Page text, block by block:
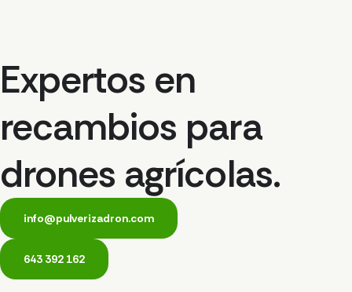
Expertos en
recambios para
drones agrícolas.
info@pulverizadron.com
643 392 162